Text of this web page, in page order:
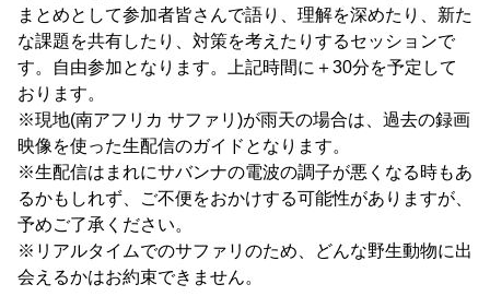
まとめとして参加者皆さんで語り、理解を深めたり、新た
な課題を共有したり、対策を考えたりするセッションで
す。自由参加となります。上記時間に＋30分を予定して
おります。
※現地(南アフリカ サファリ)が雨天の場合は、過去の録画
映像を使った生配信のガイドとなります。
※生配信はまれにサバンナの電波の調子が悪くなる時もあ
るかもしれず、ご不便をおかけする可能性がありますが、
予めご了承ください。
※リアルタイムでのサファリのため、どんな野生動物に出
会えるかはお約束できません。